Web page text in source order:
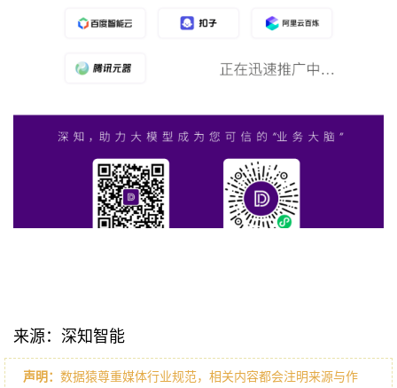
来源：深知智能
声明： 数据猿尊重媒体行业规范，相关内容都会注明来源与作